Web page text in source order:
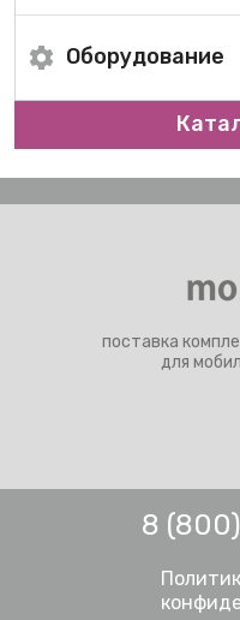
Оборудование
поставка
для
8